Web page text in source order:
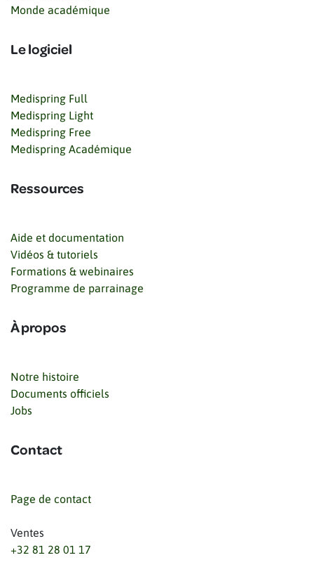
Monde académique
Le logiciel
Medispring Full
Medispring Light
Medispring Free
Medispring Académique
Ressources
Aide et documentation
Vidéos & tutoriels
Formations & webinaires
Programme de parrainage
À propos
Notre histoire
Documents officiels
Jobs
Contact
Page de contact
Ventes
+32 81 28 01 17